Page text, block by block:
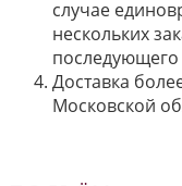
случае
нескольких
последующего
Доставка
Московской